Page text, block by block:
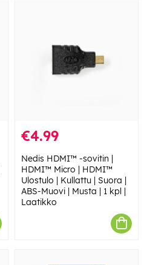
€4.99
Nedis HDMI™ -sovitin |
HDMI™ Micro | HDMI™
Ulostulo | Kullattu | Suora |
ABS-Muovi | Musta | 1 kpl |
Laatikko